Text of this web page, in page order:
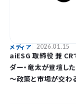
メディア 2026.01.15
aiESG 取締役 兼 CR
ダー・竜太が登壇し
～政策と市場が交わ